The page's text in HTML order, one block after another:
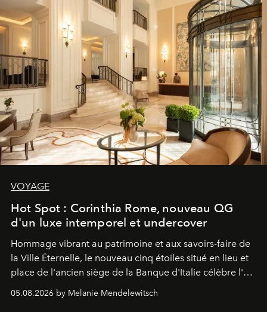
VOYAGE
Hot Spot : Corinthia Rome, nouveau QG
d'un luxe intemporel et undercover
Hommage vibrant au patrimoine et aux savoirs-faire de
la Ville Éternelle, le nouveau cinq étoiles situé en lieu et
place de l'ancien siège de la Banque d'Italie célèbre l'art
de vivre Romain dans toute son élégance intemporelle.
05.08.2026 by Melanie Mendelewitsch